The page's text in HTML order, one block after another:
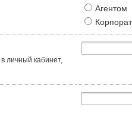
Агентом
личный кабинет,